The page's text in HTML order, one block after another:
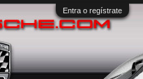
Entra o regístrate